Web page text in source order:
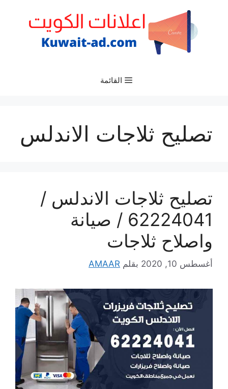
القائمة
تصليح ثلاجات الاندلس
تصليح ثلاجات الاندلس /
62224041 / صيانة
واصلاح ثلاجات
أغسطس 10, 2020 بقلم AMAAR